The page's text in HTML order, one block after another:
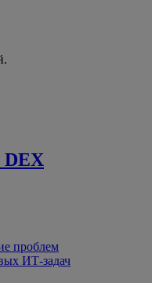
DEX
проблем
ИТ-задач